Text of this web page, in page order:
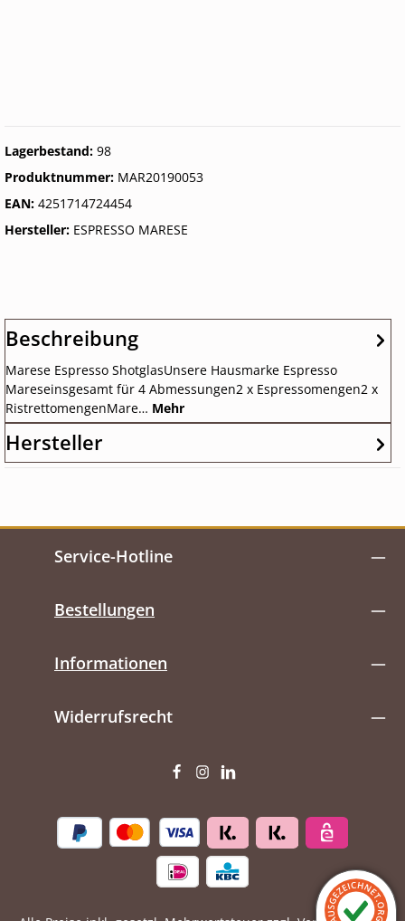
Lagerbestand: 98
Produktnummer: MAR20190053
EAN: 4251714724454
Hersteller: ESPRESSO MARESE
Beschreibung
Marese Espresso ShotglasUnsere Hausmarke Espresso
Mareseinsgesamt für 4 Abmessungen2 x Espressomengen2 x
RistrettomengenMare… Mehr
Hersteller
Service-Hotline
Bestellungen
Informationen
Widerrufsrecht